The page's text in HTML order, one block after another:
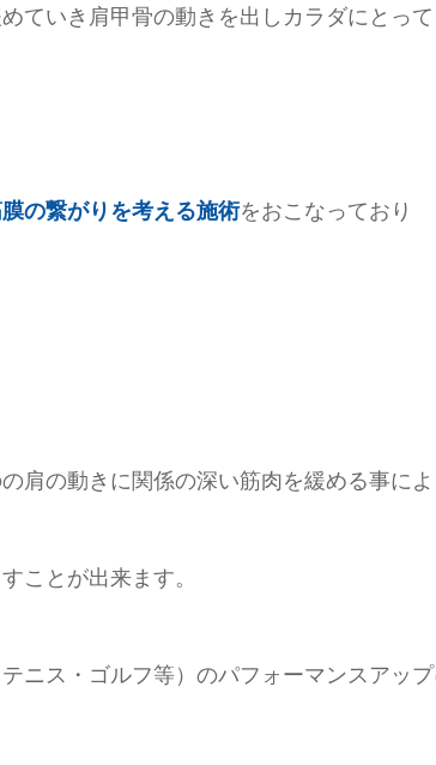
ていき肩甲骨の動きを出しカラダにとって
の繋がりを考える施術をおこなっており
肩の動きに関係の深い筋肉を緩める事に
ことが出来ます。
ニス・ゴルフ等）のパフォーマンスアッ